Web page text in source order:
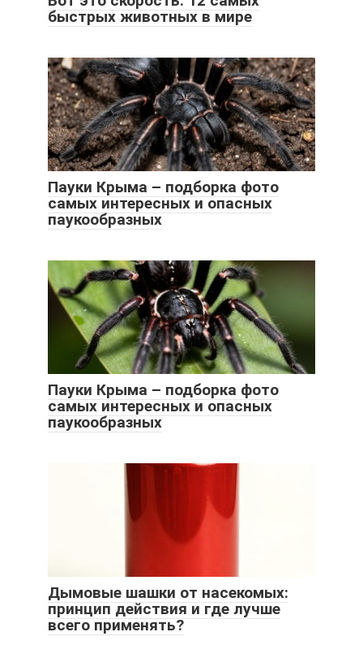
быстрых животных в мире
Пауки Крыма – подборка фото
самых интересных и опасных
паукообразных
Пауки Крыма – подборка фото
самых интересных и опасных
паукообразных
Дымовые шашки от насекомых:
принцип действия и где лучше
всего применять?